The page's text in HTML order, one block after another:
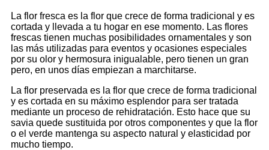
La flor fresca es la flor que crece de forma tradicional y es
cortada y llevada a tu hogar en ese momento. Las flores
frescas tienen muchas posibilidades ornamentales y son
las más utilizadas para eventos y ocasiones especiales
por su olor y hermosura inigualable, pero tienen un gran
pero, en unos días empiezan a marchitarse.
La flor preservada es la flor que crece de forma tradicional
y es cortada en su máximo esplendor para ser tratada
mediante un proceso de rehidratación. Esto hace que su
savia quede sustituida por otros componentes y que la flor
o el verde mantenga su aspecto natural y elasticidad por
mucho tiempo.